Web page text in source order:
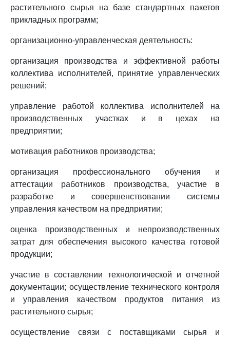
растительного сырья на базе стандартных пакетов
прикладных программ;
организационно-управленческая деятельность:
организация производства и эффективной работы
коллектива исполнителей, принятие управленческих
решений;
управление работой коллектива исполнителей на
производственных участках и в цехах на
предприятии;
мотивация работников производства;
организация профессионального обучения и
аттестации работников производства, участие в
разработке и совершенствовании системы
управления качеством на предприятии;
оценка производственных и непроизводственных
затрат для обеспечения высокого качества готовой
продукции;
участие в составлении технологической и отчетной
документации; осуществление технического контроля
и управления качеством продуктов питания из
растительного сырья;
осуществление связи с поставщиками сырья и